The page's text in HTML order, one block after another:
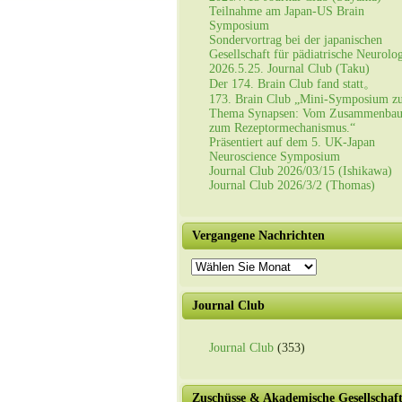
Teilnahme am Japan-US Brain
Symposium
Sondervortrag bei der japanischen
Gesellschaft für pädiatrische
2026.5.25. Journal Club (Taku)
Der 174. Brain Club fand statt。
173. Brain Club „Mini-Symposium
Thema Synapsen: Vom Zusammenbau
zum Rezeptormechanismus.“
Präsentiert auf dem 5. UK-Japan
Neuroscience Symposium
Journal Club 2026/03/15 (Ishikawa)
Journal Club 2026/3/2 (Thomas)
Vergangene Nachrichten
Vergangene
Nachrichten
Journal Club
Journal Club (353)
Zuschüsse & Akademische